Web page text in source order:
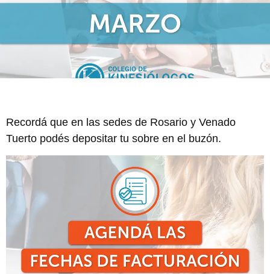
Recordá que en las sedes de Rosario y Venado
Tuerto podés depositar tu sobre en el buzón.